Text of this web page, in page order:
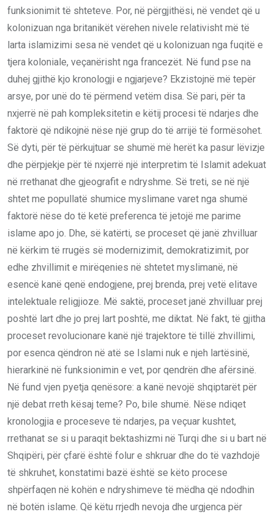
funksionimit të shteteve. Por, në përgjithësi, në vendet që u
kolonizuan nga britanikët vërehen nivele relativisht më të
larta islamizimi sesa në vendet që u kolonizuan nga fuqitë e
tjera koloniale, veçanërisht nga francezët. Në fund pse na
duhej gjithë kjo kronologji e ngjarjeve? Ekzistojnë më tepër
arsye, por unë do të përmend vetëm disa. Së pari, për ta
nxjerrë në pah kompleksitetin e këtij procesi të ndarjes dhe
faktorë që ndikojnë nëse një grup do të arrijë të formësohet.
Së dyti, për të përkujtuar se shumë më herët ka pasur lëvizje
dhe përpjekje për të nxjerrë një interpretim të Islamit adekuat
në rrethanat dhe gjeografit e ndryshme. Së treti, se në një
shtet me popullatë shumice myslimane varet nga shumë
faktorë nëse do të ketë preferenca të jetojë me parime
islame apo jo. Dhe, së katërti, se proceset që janë zhvilluar
në kërkim të rrugës së modernizimit, demokratizimit, por
edhe zhvillimit e mirëqenies në shtetet myslimanë, në
esencë kanë qenë endogjene, prej brenda, prej vetë elitave
intelektuale religjioze. Më saktë, proceset janë zhvilluar prej
poshtë lart dhe jo prej lart poshtë, me diktat. Në fakt, të gjitha
proceset revolucionare kanë një trajektore të tillë zhvillimi,
por esenca qëndron në atë se Islami nuk e njeh lartësinë,
hierarkinë në funksionimin e vet, por qendrën dhe afërsinë.
Në fund vjen pyetja qenësore: a kanë nevojë shqiptarët për
një debat rreth kësaj teme? Po, bile shumë. Nëse ndiqet
kronologjia e proceseve të ndarjes, pa veçuar kushtet,
rrethanat se si u paraqit bektashizmi në Turqi dhe si u bart në
Shqipëri, për çfarë është folur e shkruar dhe do të vazhdojë
të shkruhet, konstatimi bazë është se këto procese
shpërfaqen në kohën e ndryshimeve të mëdha që ndodhin
në botën islame. Që këtu rrjedh nevoja dhe urgjenca për